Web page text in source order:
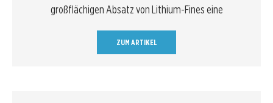
großflächigen Absatz von Lithium-Fines eine
ZUM ARTIKEL